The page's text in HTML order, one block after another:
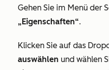
Gehen Sie im Menü der
„Eigenschaften“.
Klicken Sie auf das
auswählen und wählen